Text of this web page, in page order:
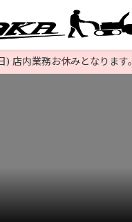
すべての中古
注文方法
会社概要
業務お休みとなります。